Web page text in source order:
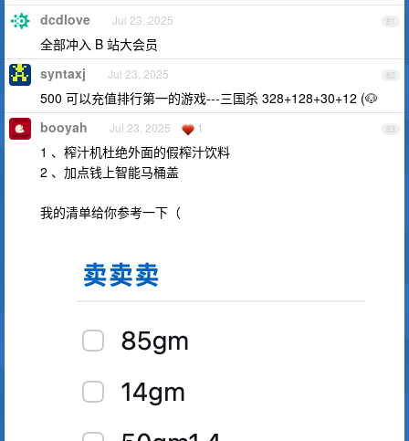
81
dcdlove Jul 23, 2025
全部冲入 B 站大会员
82
syntaxj Jul 23, 2025
500 可以充值排行第一的游戏---三国杀 328+128+30+12 (🐶
83
booyah Jul 23, 2025 1
1 、榨汁机杜绝外面的假榨汁饮料
2 、加点钱上智能马桶盖
我的清单给你参考一下（